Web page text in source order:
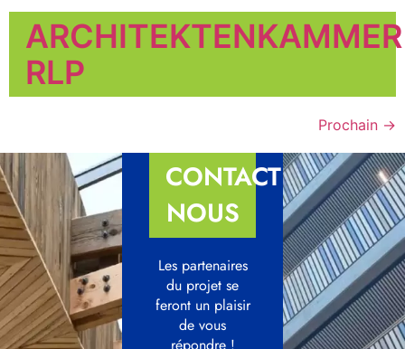
ARCHITEKTENKAMMER
RLP
Prochain →
CONTACTEZ-
NOUS
Les partenaires
du projet se
feront un plaisir
de vous
répondre !